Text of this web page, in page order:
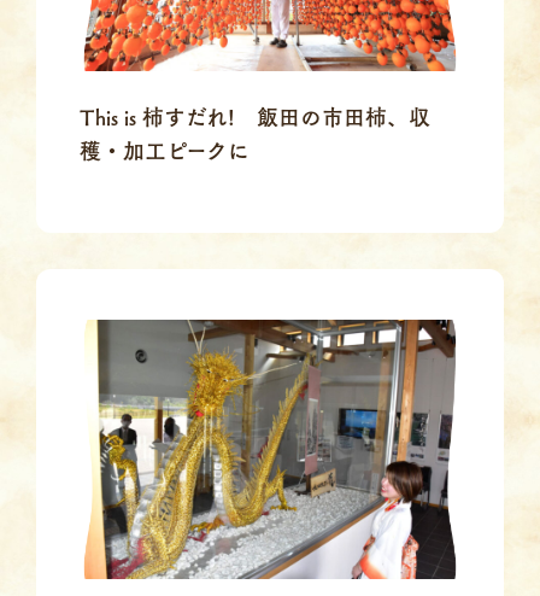
This is 柿すだれ! 飯田の市田柿、収
穫・加工ピークに